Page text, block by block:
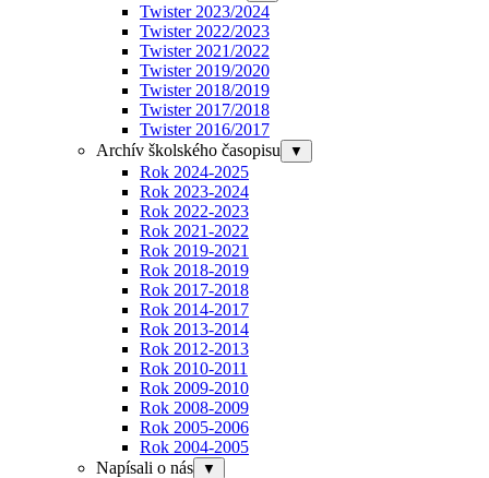
Twister 2023/2024
Twister 2022/2023
Twister 2021/2022
Twister 2019/2020
Twister 2018/2019
Twister 2017/2018
Twister 2016/2017
Archív školského časopisu
▼
Rok 2024-2025
Rok 2023-2024
Rok 2022-2023
Rok 2021-2022
Rok 2019-2021
Rok 2018-2019
Rok 2017-2018
Rok 2014-2017
Rok 2013-2014
Rok 2012-2013
Rok 2010-2011
Rok 2009-2010
Rok 2008-2009
Rok 2005-2006
Rok 2004-2005
Napísali o nás
▼